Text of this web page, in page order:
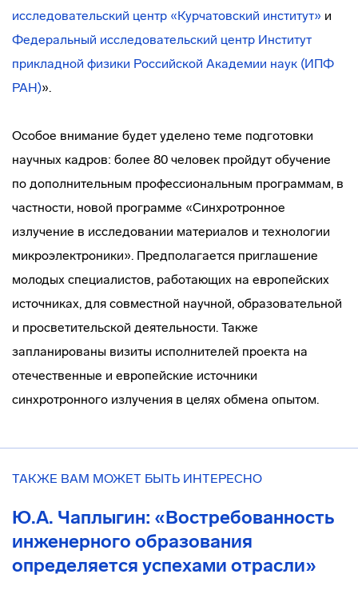
исследовательский центр «Курчатовский институт» и
Федеральный исследовательский центр Институт
прикладной физики Российской Академии наук (ИПФ
РАН)».
Особое внимание будет уделено теме подготовки
научных кадров: более 80 человек пройдут обучение
по дополнительным профессиональным программам, в
частности, новой программе «Синхротронное
излучение в исследовании материалов и технологии
микроэлектроники». Предполагается приглашение
молодых специалистов, работающих на европейских
источниках, для совместной научной, образовательной
и просветительской деятельности. Также
запланированы визиты исполнителей проекта на
отечественные и европейские источники
синхротронного излучения в целях обмена опытом.
ТАКЖЕ ВАМ МОЖЕТ БЫТЬ ИНТЕРЕСНО
Ю.А. Чаплыгин: «Востребованность
инженерного образования
определяется успехами отрасли»